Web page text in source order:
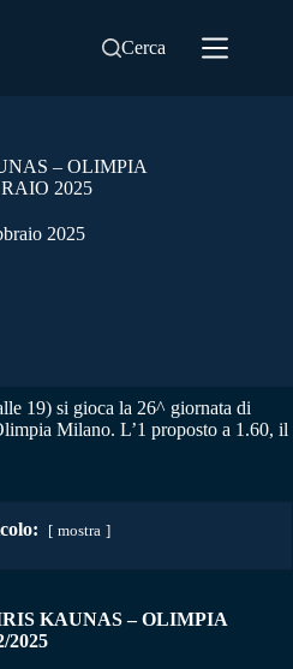
Cerca
– OLIMPIA
2025
2025
19) si gioca la 26^ giornata di
Milano. L’1 proposto a 1.60, il
mostra
KAUNAS – OLIMPIA
2025